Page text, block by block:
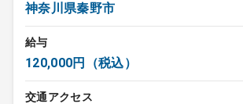
神奈川県秦野市
給与
120,000円（税込）
交通アクセス